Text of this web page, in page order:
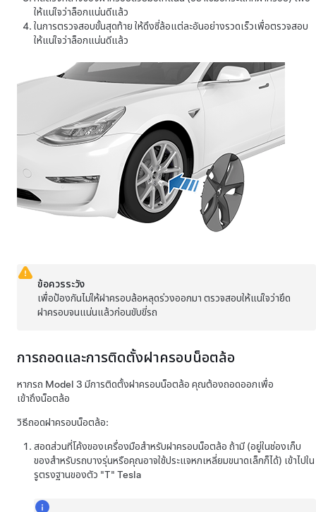
ให้แน่ใจว่าล็อกแน่นดีแล้ว
ในการตรวจสอบขั้นสุดท้าย ให้ดึงซี่ล้อแต่ละอันอย่างรวดเร็วเพื่อตรวจสอบ
ให้แน่ใจว่าล็อกแน่นดีแล้ว
ข้อควรระวัง
เพื่อป้องกันไม่ให้ฝาครอบล้อหลุดร่วงออกมา ตรวจสอบให้แน่ใจว่ายึด
ฝาครอบจนแน่นแล้วก่อนขับขี่รถ
การถอดและการติดตั้งฝาครอบน็อตล้อ
หากรถ Model 3 มีการติดตั้งฝาครอบน็อตล้อ คุณต้องถอดออกเพื่อ
เข้าถึงน็อตล้อ
วิธีถอดฝาครอบน็อตล้อ:
สอดส่วนที่โค้งของเครื่องมือสำหรับฝาครอบน็อตล้อ ถ้ามี (อยู่ในช่องเก็บ
ของสำหรับรถบางรุ่นหรือคุณอาจใช้ประแจหกเหลี่ยมขนาดเล็กก็ได้) เข้าไปใน
รูตรงฐานของตัว "T" Tesla